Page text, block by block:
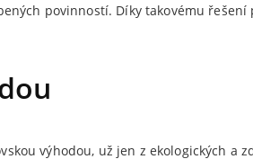
povinností. Díky takovému
výhodou, už jen z ekologických a